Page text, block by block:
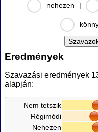
nehezen
|
Eredmények
Szavazási eredmények
alapján:
Nem tetszik
Régimódi
Nehezen